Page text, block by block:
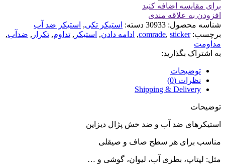
برای مقایسه اضافه کنید
افزودن به علاقه مندی
شناسه محصول: 30933 دسته: استیکر تکی, استیکر ضد آب
برچسب:
comrade, sticker
, ادامه دادن, استیکر , تداوم, تکرار , ضدآب,
مداومت
به اشتراک بگذارید:
توضیحات
نظرات (0)
Shipping & Delivery
توضیحات
استیکرهای ضد آب و ضد خش پژال دیزاین
مناسب برای هر سطح صاف و صیقلی
مثل: لپتاپ، بطری آب، لیوان، گوشی و …